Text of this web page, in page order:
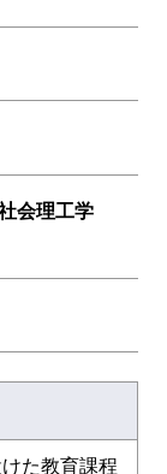
会理工学
境・社会
た教育課程